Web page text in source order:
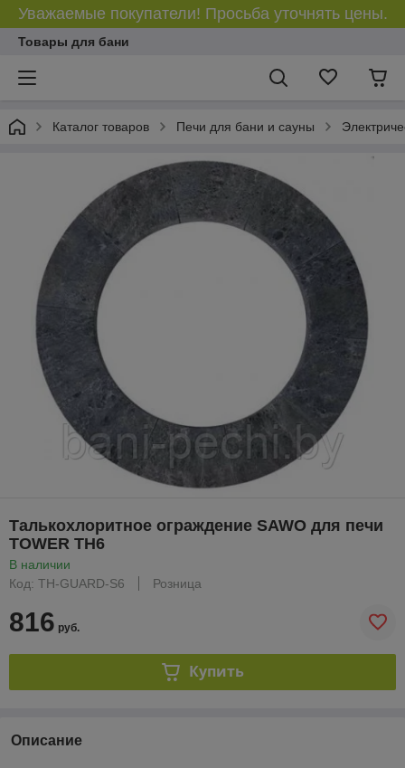
Уважаемые покупатели! Просьба уточнять цены.
Товары для бани
Каталог товаров Печи для бани и сауны
Талькохлоритное ограждение SAWO для печи
TOWER TH6
В наличии
Код: TH-GUARD-S6
Розница
816 руб.
Купить
Описание